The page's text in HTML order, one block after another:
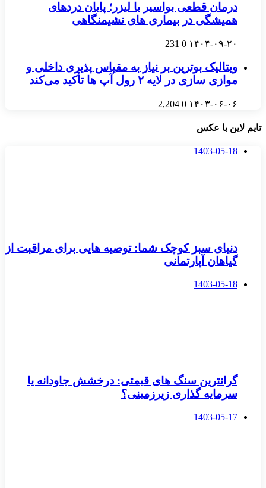
درمان قطعی بواسیر با لیزر؛ پایان دردهای
همیشگی در بیماری های نشیمنگاهی
۱۴۰۴-۰۹-۲۰ 0
231
ویتالیک بوترین بر نیاز به مقیاس پذیری داخلی و
موازی سازی در لایه ۲ رول‌ آپ‌ ها تأکید می‌کند
۱۴۰۳-۰۶-۰۶ 0
2,204
تایم لاین با عکس
1403-05-18
دنیای سبز کوچک شما: توصیه هایی برای مراقبت از
گیاهان آپارتمانی
1403-05-18
گرانترین سنگ های قیمتی: درخشش جاودانه یا
سرمایه گذاری زیرزمینی؟
1403-05-17